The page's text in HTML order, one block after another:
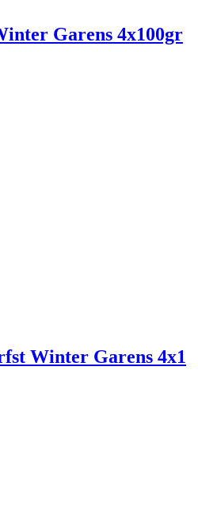
Garens 4x100gr
Winter Garens 4x1